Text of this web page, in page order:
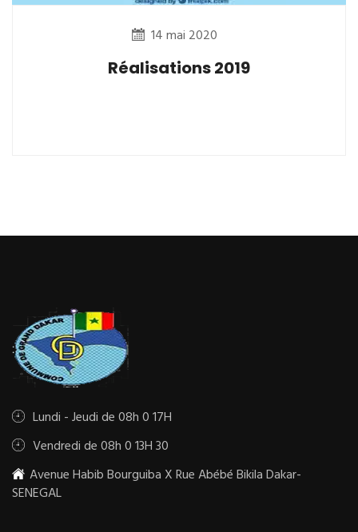
14 mai 2020
Réalisations 2019
Lundi - Jeudi de 08h 0 17H
Vendredi de 08h 0 13H 30
Avenue Habib Bourguiba X Rue Abébé Bikila Dakar-
SENEGAL